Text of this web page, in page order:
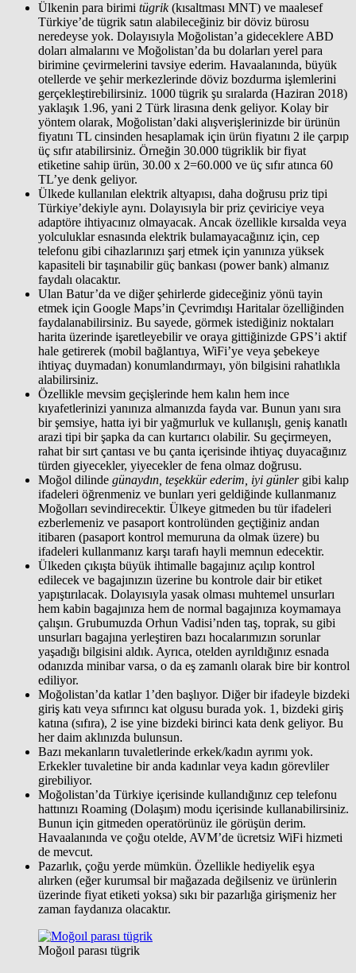
Ülkenin para birimi tügrik(kısaltması MNT) ve maalesef
Türkiye’de tügrik satın alabileceğiniz bir döviz bürosu
neredeyse yok. Dolayısıyla Moğolistan’a gideceklere ABD
doları almalarını ve Moğolistan’da bu dolarları yerel para
birimine çevirmelerini tavsiye ederim. Havaalanında, büyük
otellerde ve şehir merkezlerinde döviz bozdurma işlemlerini
gerçekleştirebilirsiniz. 1000 tügrik şu sıralarda (Haziran 2018)
yaklaşık 1.96, yani 2 Türk lirasına denk geliyor. Kolay bir
yöntem olarak, Moğolistan’daki alışverişlerinizde bir ürünün
fiyatını TL cinsinden hesaplamak için ürün fiyatını 2 ile çarpıp
üç sıfır atabilirsiniz. Örneğin 30.000 tügriklik bir fiyat
etiketine sahip ürün, 30.00 x 2=60.000 ve üç sıfır atınca 60
TL’ye denk geliyor.
Ülkede kullanılan elektrik altyapısı, daha doğrusu priz tipi
Türkiye’dekiyle aynı. Dolayısıyla bir priz çeviriciye veya
adaptöre ihtiyacınız olmayacak. Ancak özellikle kırsalda veya
yolculuklar esnasında elektrik bulamayacağınız için, cep
telefonu gibi cihazlarınızı şarj etmek için yanınıza yüksek
kapasiteli bir taşınabilir güç bankası (power bank) almanız
faydalı olacaktır.
Ulan Batur’da ve diğer şehirlerde gideceğiniz yönü tayin
etmek için Google Maps’in Çevrimdışı Haritalar özelliğinden
faydalanabilirsiniz. Bu sayede, görmek istediğiniz noktaları
harita üzerinde işaretleyebilir ve oraya gittiğinizde GPS’i aktif
hale getirerek (mobil bağlantıya, WiFi’ye veya şebekeye
ihtiyaç duymadan) konumlandırmayı, yön bilgisini rahatlıkla
alabilirsiniz.
Özellikle mevsim geçişlerinde hem kalın hem ince
kıyafetlerinizi yanınıza almanızda fayda var. Bunun yanı sıra
bir şemsiye, hatta iyi bir yağmurluk ve kullanışlı, geniş kanatlı
arazi tipi bir şapka da can kurtarıcı olabilir. Su geçirmeyen,
rahat bir sırt çantası ve bu çanta içerisinde ihtiyaç duyacağınız
türden giyecekler, yiyecekler de fena olmaz doğrusu.
Moğol dilinde günaydın, teşekkür ederim, iyi günler gibi kalıp
ifadeleri öğrenmeniz ve bunları yeri geldiğinde kullanmanız
Moğolları sevindirecektir. Ülkeye gitmeden bu tür ifadeleri
ezberlemeniz ve pasaport kontrolünden geçtiğiniz andan
itibaren (pasaport kontrol memuruna da olmak üzere) bu
ifadeleri kullanmanız karşı tarafı hayli memnun edecektir.
Ülkeden çıkışta büyük ihtimalle bagajınız açılıp kontrol
edilecek ve bagajınızın üzerine bu kontrole dair bir etiket
yapıştırılacak. Dolayısıyla yasak olması muhtemel unsurları
hem kabin bagajınıza hem de normal bagajınıza koymamaya
çalışın. Grubumuzda Orhun Vadisi’nden taş, toprak, su gibi
unsurları bagajına yerleştiren bazı hocalarımızın sorunlar
yaşadığı bilgisini aldık. Ayrıca, otelden ayrıldığınız esnada
odanızda minibar varsa, o da eş zamanlı olarak bire bir kontrol
ediliyor.
Moğolistan’da katlar 1’den başlıyor. Diğer bir ifadeyle bizdeki
giriş katı veya sıfırıncı kat olgusu burada yok. 1, bizdeki giriş
katına (sıfıra), 2 ise yine bizdeki birinci kata denk geliyor. Bu
her daim aklınızda bulunsun.
Bazı mekanların tuvaletlerinde erkek/kadın ayrımı yok.
Erkekler tuvaletine bir anda kadınlar veya kadın görevliler
girebiliyor.
Moğolistan’da Türkiye içerisinde kullandığınız cep telefonu
hattınızı Roaming (Dolaşım) modu içerisinde kullanabilirsiniz.
Bunun için gitmeden operatörünüz ile görüşün derim.
Havaalanında ve çoğu otelde, AVM’de ücretsiz WiFi hizmeti
de mevcut.
Pazarlık, çoğu yerde mümkün. Özellikle hediyelik eşya
alırken (eğer kurumsal bir mağazada değilseniz ve ürünlerin
üzerinde fiyat etiketi yoksa) sıkı bir pazarlığa girişmeniz her
zaman faydanıza olacaktır.
Moğoıl parası tügrik